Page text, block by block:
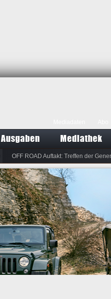
Ausgaben Mediathek
OFF ROAD Auftakt: Treffen der